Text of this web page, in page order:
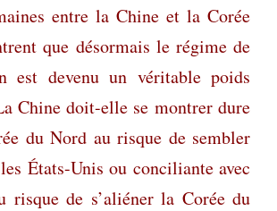
entre la Chine et la Corée
que désormais le régime de
est devenu un véritable poids
Chine doit-elle se montrer dure
du Nord au risque de sembler
États-Unis ou conciliante avec
risque de s’aliéner la Corée du